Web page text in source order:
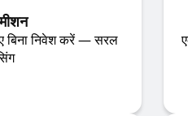
बिना निवेश करें — सरल